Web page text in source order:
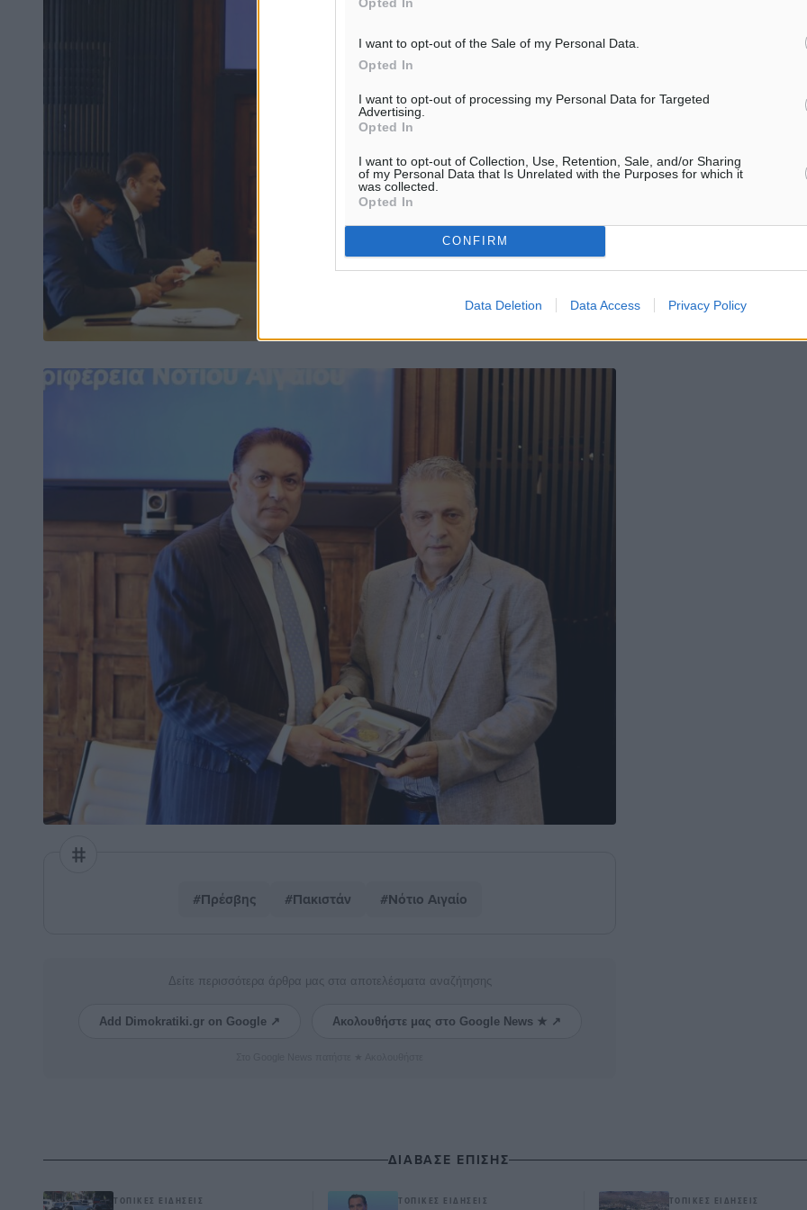
I want to opt-out of the Sale of my Personal Data.
Opted In
I want to opt-out of processing my Personal Data for Targeted
Advertising.
Opted In
I want to opt-out of Collection, Use, Retention, Sale, and/or Sharing
of my Personal Data that Is Unrelated with the Purposes for which it
was collected.
Opted In
CONFIRM
Data Deletion Data Access Privacy Policy
#Πρέσβης #Πακιστάν #Νότιο Αιγαίο
Δείτε περισσότερα άρθρα μας στα αποτελέσματα αναζήτησης
Add Dimokratiki.gr on Google ↗ Ακολουθήστε μας στο Google News ★ ↗
ΔΙΑΒΑΣΕ ΕΠΙΣΗΣ
ΤΟΠΙΚΈΣ ΕΙΔΉΣΕΙΣ ΤΟΠΙΚΈΣ ΕΙΔΉΣΕΙΣ ΤΟΠΙΚΈΣ ΕΙΔΉΣΕΙΣ